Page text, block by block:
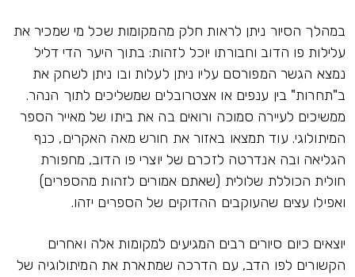
במהלך הסיור ניתן לראות חלק מהמקומות שכל מי שמכיר את
עלילות פו הדוב וחבורתו יוכל לזהות: בתוך היער הדי דליל
נמצא הגשר המפורסם עליו ניתן לעלות ובו ניתן לשחק את
ב"תחרות" בין ענפים או אצטרובלים שמשליכים לתוך הנהר.
ממשיכים לעיירה סמוכה ורואים בה את ביתו של מאייר הספר
המיתולוגי. עוד תמצאו באזור את חורש מאה האקרים, כנף
הגליאה ובה אנדרטה לזכרם של יוצרי פו הדוב, מחפורת
חולית הכוללת שלולית (שאתם אמורים לזהות מהספרים)
ואפילו עצים שהעוקבים ההדוקים של הספרים יזהו.
יוצאים כיום סיורים רבים המגיעים למקומות אלה ואחרים
הקשורים לפו הדב, עם הדרכה שמתארת את המיתולוגיה של